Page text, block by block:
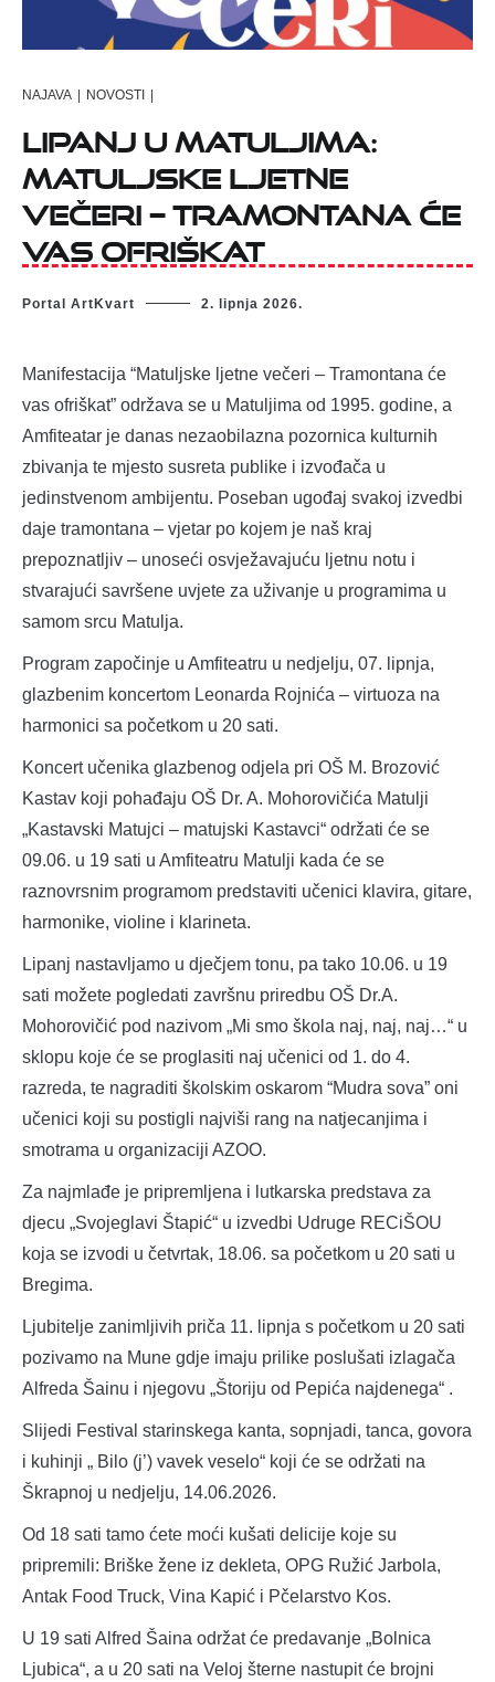
NAJAVA NOVOSTI
Lipanj u Matuljima:
Matuljske ljetne
večeri – Tramontana će
vas ofriškat
Portal ArtKvart 2. lipnja 2026.
Manifestacija “Matuljske ljetne večeri – Tramontana će
vas ofriškat” održava se u Matuljima od 1995. godine, a
Amfiteatar je danas nezaobilazna pozornica kulturnih
zbivanja te mjesto susreta publike i izvođača u
jedinstvenom ambijentu. Poseban ugođaj svakoj izvedbi
daje tramontana – vjetar po kojem je naš kraj
prepoznatljiv – unoseći osvježavajuću ljetnu notu i
stvarajući savršene uvjete za uživanje u programima u
samom srcu Matulja.
Program započinje u Amfiteatru u nedjelju, 07. lipnja,
glazbenim koncertom Leonarda Rojnića – virtuoza na
harmonici sa početkom u 20 sati.
Koncert učenika glazbenog odjela pri OŠ M. Brozović
Kastav koji pohađaju OŠ Dr. A. Mohorovičića Matulji
„Kastavski Matujci – matujski Kastavci“ održati će se
09.06. u 19 sati u Amfiteatru Matulji kada će se
raznovrsnim programom predstaviti učenici klavira, gitare,
harmonike, violine i klarineta.
Lipanj nastavljamo u dječjem tonu, pa tako 10.06. u 19
sati možete pogledati završnu priredbu OŠ Dr.A.
Mohorovičić pod nazivom „Mi smo škola naj, naj, naj…“ u
sklopu koje će se proglasiti naj učenici od 1. do 4.
razreda, te nagraditi školskim oskarom “Mudra sova” oni
učenici koji su postigli najviši rang na natjecanjima i
smotrama u organizaciji AZOO.
Za najmlađe je pripremljena i lutkarska predstava za
djecu „Svojeglavi Štapić“ u izvedbi Udruge RECiŠOU
koja se izvodi u četvrtak, 18.06. sa početkom u 20 sati u
Bregima.
Ljubitelje zanimljivih priča 11. lipnja s početkom u 20 sati
pozivamo na Mune gdje imaju prilike poslušati izlagača
Alfreda Šainu i njegovu „Štoriju od Pepića najdenega“ .
Slijedi Festival starinskega kanta, sopnjadi, tanca, govora
i kuhinji „ Bilo (j’) vavek veselo“ koji će se održati na
Škrapnoj u nedjelju, 14.06.2026.
Od 18 sati tamo ćete moći kušati delicije koje su
pripremili: Briške žene iz dekleta, OPG Ružić Jarbola,
Antak Food Truck, Vina Kapić i Pčelarstvo Kos.
U 19 sati Alfred Šaina održat će predavanje „Bolnica
Ljubica“, a u 20 sati na Veloj šterne nastupit će brojni